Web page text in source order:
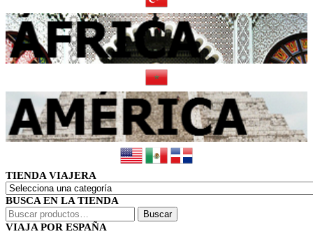
TIENDA VIAJERA
BUSCA EN LA TIENDA
Buscar
por:
Buscar
VIAJA POR ESPAÑA